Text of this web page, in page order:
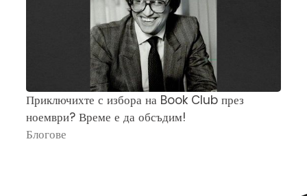
Приключихте с избора на Book Club през
ноември? Време е да обсъдим!
Блогове